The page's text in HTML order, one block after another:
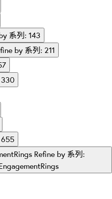
系列: 143
by 系列: 211
Refine by 系列: